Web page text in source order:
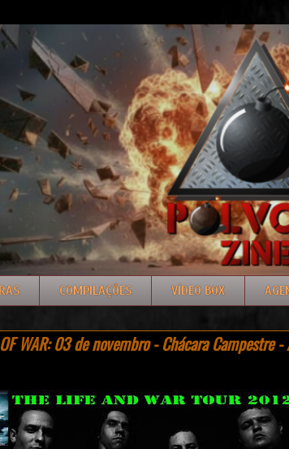
COMPILAÇÕES VÍDEO BOX
OF WAR: 03 de novembro - Chácara Campestre